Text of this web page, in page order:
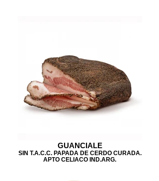
GUANCIALE
SIN T.A.C.C. PAPADA DE CERDO CURADA.
APTO CELIACO IND.ARG.